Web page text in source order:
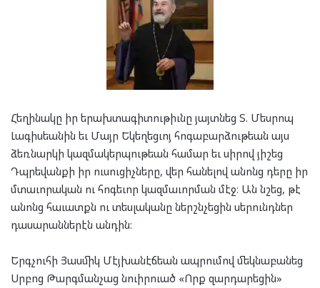
Հեղինակը իր երախտագիտութիւնը յայտնեց Տ. Մեսրոպ
Լագիսեանին եւ Մայր Եկեղեցւոյ հոգաբարձութեան այս
ձեռնարկի կազմակերպութեան համար եւ սիրով յիշեց
Դպրեվանքի իր ուսուցիչները, վեր հանելով անոնց դերը իր
մտաւորական ու հոգեւոր կազմաւորման մէջ։ Ան նշեց, թէ
անոնց հաւատքն ու տեսլականը ներշնչեցին սերունդներ
դասարաններէն անդին։
Երգչուհի Յասմիկ Մէյխանէճեան ապրումով մեկնաբանեց
Սրբոց Թարգմանչաց նուիրուած «Որք զարդարեցին»